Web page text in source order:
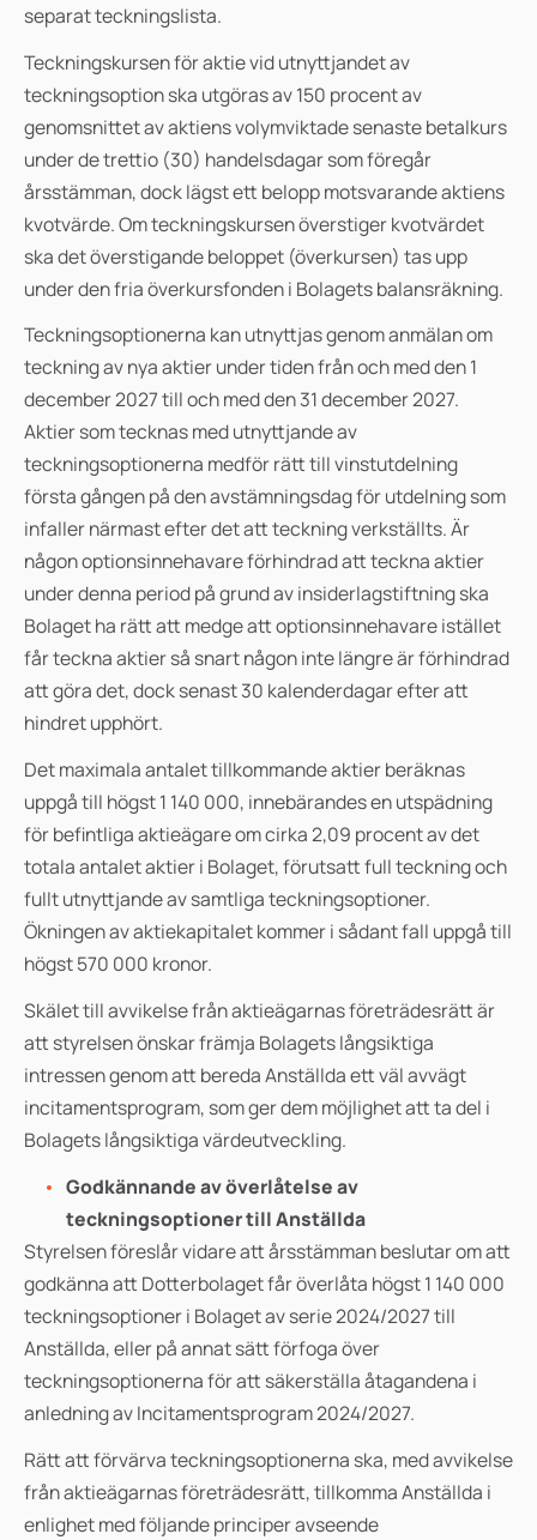
separat teckningslista.
Teckningskursen för aktie vid utnyttjandet av
teckningsoption ska utgöras av 150 procent av
genomsnittet av aktiens volymviktade senaste betalkurs
under de trettio (30) handelsdagar som föregår
årsstämman, dock lägst ett belopp motsvarande aktiens
kvotvärde.Om teckningskursen överstiger kvotvärdet
ska det överstigande beloppet (överkursen) tas upp
under den fria överkursfonden i Bolagets balansräkning.
Teckningsoptionerna kan utnyttjas genom anmälan om
teckning av nya aktier under tiden från och med den 1
december 2027 till och med den 31 december 2027.
Aktier som tecknas med utnyttjande av
teckningsoptionerna medför rätt till vinstutdelning
första gången på den avstämningsdag för utdelning som
infaller närmast efter det att teckning verkställts. Är
någon optionsinnehavare förhindrad att teckna aktier
under denna period på grund av insiderlagstiftning ska
Bolaget ha rätt att medge att optionsinnehavare istället
får teckna aktier så snart någon inte längre är förhindrad
att göra det, dock senast 30 kalenderdagar efter att
hindret upphört.
Det maximala antalet tillkommande aktier beräknas
uppgå till högst1 140 000, innebärandes en utspädning
för befintliga aktieägare om cirka 2,09 procent av det
totala antalet aktier i Bolaget, förutsatt full teckning och
fullt utnyttjande av samtliga teckningsoptioner.
Ökningen av aktiekapitalet kommer i sådant fall uppgå till
högst 570 000 kronor.
Skälet till avvikelse från aktieägarnas företrädesrätt är
att styrelsen önskar främja Bolagets långsiktiga
intressen genom att bereda Anställda ett väl avvägt
incitamentsprogram, som ger dem möjlighet att ta del i
Bolagets långsiktiga värdeutveckling.
Godkännande av överlåtelse av
teckningsoptioner till Anställda
Styrelsen föreslår vidare att årsstämman beslutar om att
godkänna att Dotterbolaget får överlåta högst1 140 000
teckningsoptioner i Bolaget av serie 2024/2027 till
Anställda, eller på annat sätt förfoga över
teckningsoptionerna för att säkerställa åtagandena i
anledning av Incitamentsprogram 2024/2027.
Rätt att förvärva teckningsoptionerna ska, med avvikelse
från aktieägarnas företrädesrätt, tillkomma Anställda i
enlighet med följande principer avseende